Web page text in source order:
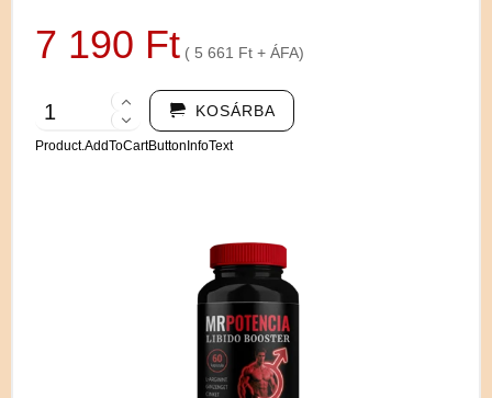
7 190 Ft ( 5 661 Ft + ÁFA)
KOSÁRBA
Product.AddToCartButtonInfoText